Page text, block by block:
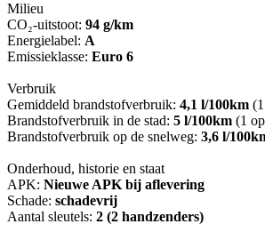
Milieu
CO₂-uitstoot: 94 g/km
Energielabel: A
Emissieklasse: Euro 6
Verbruik
Gemiddeld brandstofverbruik: 4,1 l/100km
Brandstofverbruik in de stad: 5 l/100km (1
Brandstofverbruik op de snelweg: 3,6 l/
Onderhoud, historie en staat
APK: Nieuwe APK bij aflevering
Schade: schadevrij
Aantal sleutels: 2 (2 handzenders)